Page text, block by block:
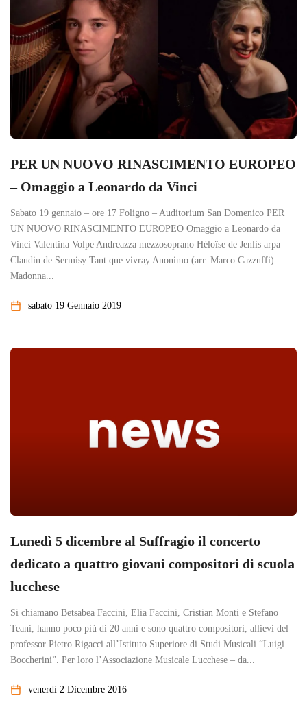
PER UN NUOVO RINASCIMENTO EUROPEO
– Omaggio a Leonardo da Vinci
Sabato 19 gennaio – ore 17 Foligno – Auditorium San Domenico PER
UN NUOVO RINASCIMENTO EUROPEO Omaggio a Leonardo da
Vinci Valentina Volpe Andreazza mezzosoprano Héloïse de Jenlis arpa
Claudin de Sermisy Tant que vivray Anonimo (arr. Marco Cazzuffi)
Madonna...
sabato 19 Gennaio 2019
Lunedì 5 dicembre al Suffragio il concerto
dedicato a quattro giovani compositori di scuola
lucchese
Si chiamano Betsabea Faccini, Elia Faccini, Cristian Monti e Stefano
Teani, hanno poco più di 20 anni e sono quattro compositori, allievi del
professor Pietro Rigacci all’Istituto Superiore di Studi Musicali “Luigi
Boccherini”. Per loro l’Associazione Musicale Lucchese – da...
venerdì 2 Dicembre 2016